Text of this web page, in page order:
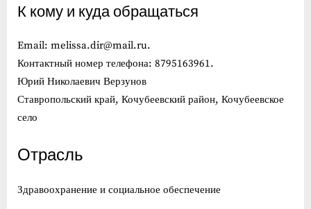
К кому и куда обращаться
Email: melissa.dir@mail.ru.
Контактный номер телефона: 8795163961.
Юрий Николаевич Верзунов
Ставропольский край, Кочубеевский район, Кочубеевское
село
Отрасль
Здравоохранение и социальное обеспечение